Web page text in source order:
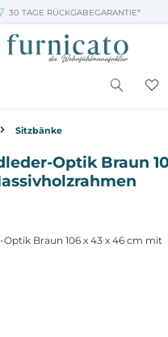
30 TAGE RÜCKGABEGARANTIE*
Sitzbänke
Optik Braun